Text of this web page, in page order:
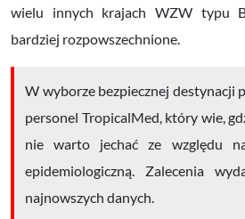
wielu innych krajach WZW typu
bardziej rozpowszechnione.
W wyborze bezpiecznej destynacji
personel TropicalMed, który wie,
nie warto jechać ze względu
epidemiologiczną. Zalecenia
najnowszych danych.